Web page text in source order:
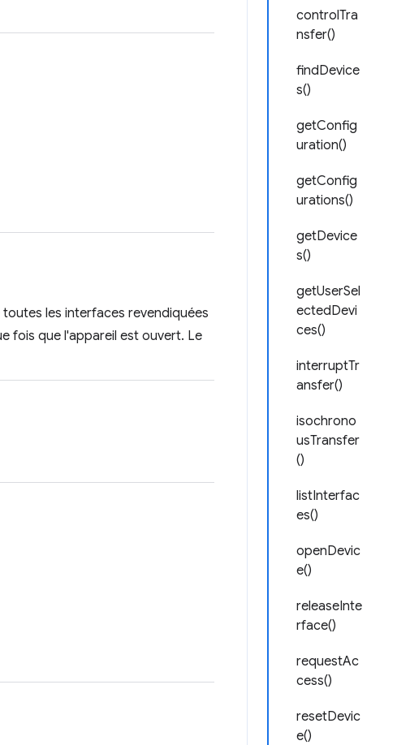
controlTra
nsfer()
findDevice
s()
getConfig
uration()
getConfig
urations()
getDevice
s()
getUserSel
ectedDevi
ces()
interruptTr
ansfer()
isochrono
usTransfer
()
listInterfac
es()
openDevic
e()
releaseInte
rface()
requestAc
cess()
resetDevic
e()
les interfaces revendiquées
fois que l'appareil est ouvert. Le